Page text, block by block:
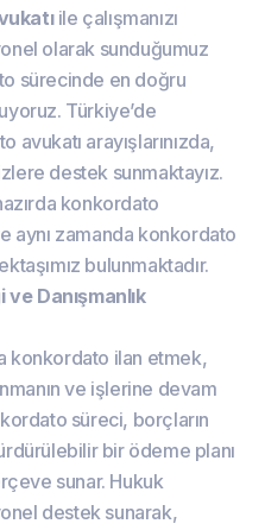
ile çalışmanızı
olarak sunduğumuz
sürecinde en doğru
Türkiye’de
arayışlarınızda,
destek sunmaktayız.
konkordato
aynı zamanda konkordato
bulunmaktadır.
Danışmanlık
konkordato ilan etmek,
ve işlerine devam
süreci, borçların
bir ödeme planı
sunar. Hukuk
destek sunarak,